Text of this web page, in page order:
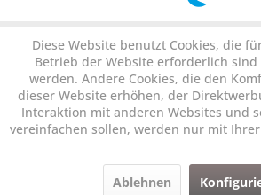
Diese Website benutzt Cookies, die
Betrieb der Website erforderlich
werden. Andere Cookies, die den
dieser Website erhöhen, der
Interaktion mit anderen Websites und
vereinfachen sollen, werden nur mit
Ablehnen